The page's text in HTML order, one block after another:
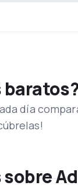
día